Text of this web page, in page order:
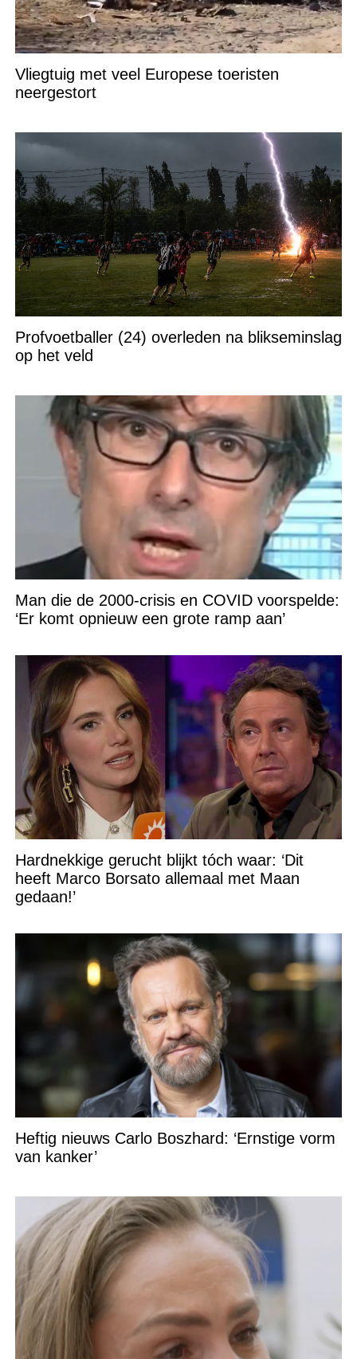
Vliegtuig met veel Europese toeristen
neergestort
Profvoetballer (24) overleden na blikseminslag
op het veld
Man die de 2000-crisis en COVID voorspelde:
‘Er komt opnieuw een grote ramp aan’
Hardnekkige gerucht blijkt tóch waar: ‘Dit
heeft Marco Borsato allemaal met Maan
gedaan!’
Heftig nieuws Carlo Boszhard: ‘Ernstige vorm
van kanker’